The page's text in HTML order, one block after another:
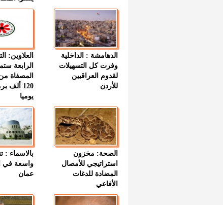
الدهامشة : الداخلية
وفرت كل التسهيلات
لقدوم العراقيين
للأردن
العلاوين:
الرابعة
المصفاة
120
يوميا
الصحة: مخزون
استراتيجي للأمصال
المضادة للدغات
الأفاعي
بالاسماء :
واسعة في
عمان